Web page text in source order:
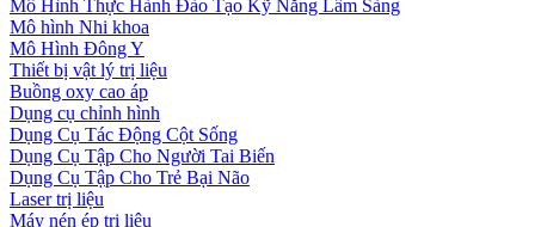
Mô Hình Thực Hành Đào Tạo Kỹ Năng Lâm Sàng
Mô hình Nhi khoa
Mô Hình Đông Y
Thiết bị vật lý trị liệu
Buồng oxy cao áp
Dụng cụ chỉnh hình
Dụng Cụ Tác Động Cột Sống
Dụng Cụ Tập Cho Người Tai Biến
Dụng Cụ Tập Cho Trẻ Bại Não
Laser trị liệu
Máy nén ép trị liệu